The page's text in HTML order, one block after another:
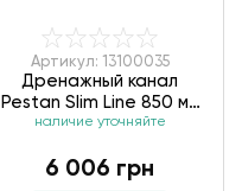
Артикул: 13100035
Дренажный канал
Pestan Slim Line 850 мм
13100035
наличие уточняйте
6 006 грн